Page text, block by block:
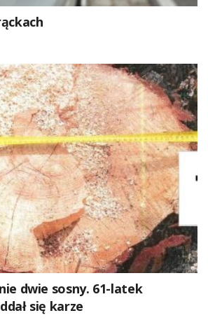
dwie sosny. 61-latek
się karze